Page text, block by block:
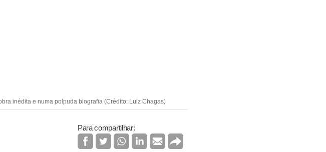
inédita e numa polpuda biografia (Crédito: Luiz Chagas)
Para compartilhar: